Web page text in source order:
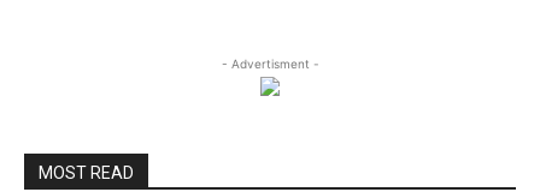
- Advertisment -
MOST READ